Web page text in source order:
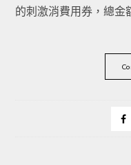
的刺激消費用券，總金